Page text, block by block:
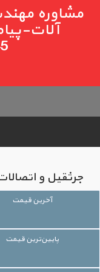
مشاوره
آلات-
جرثقیل و
آخرین قیمت
پایین‌ترین قیمت